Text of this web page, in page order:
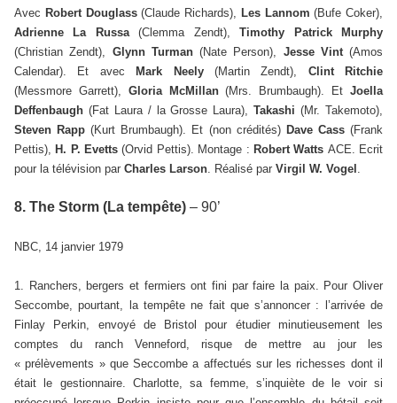
Avec Robert Douglass(Claude Richards), Les Lannom(Bufe Coker),
Adrienne La Russa(Clemma Zendt),Timothy Patrick Murphy
(Christian Zendt), Glynn Turman (Nate Person), Jesse Vint (Amos
Calendar). Et avecMark Neely (Martin Zendt), Clint Ritchie
(Messmore Garrett), Gloria McMillan(Mrs. Brumbaugh). EtJoella
Deffenbaugh (Fat Laura / la Grosse Laura),Takashi(Mr. Takemoto),
Steven Rapp(Kurt Brumbaugh). Et (non crédités) Dave Cass(Frank
Pettis),H. P. Evetts(Orvid Pettis). Montage : Robert Watts ACE. Ecrit
pour la télévision par Charles Larson . Réalisé par Virgil W. Vogel
8. The Storm (La tempête) – 90’
NBC, 14 janvier 1979
1. Ranchers, bergers et fermiers ont fini par faire la paix. Pour Oliver
Seccombe, pourtant, la tempête ne fait que s’annoncer : l’arrivée de
Finlay Perkin, envoyé de Bristol pour étudier minutieusement les
comptes du ranch Venneford, risque de mettre au jour les
« prélèvements » que Seccombe a affectués sur les richesses dont il
était le gestionnaire. Charlotte, sa femme, s’inquiète de le voir si